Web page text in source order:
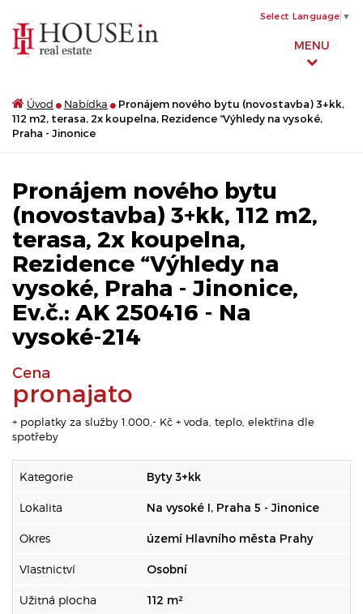
MENU
Select Language ▼
Úvod Nabídka
Pronájem nového bytu (novostavba) 3+kk,
112 m2, terasa, 2x koupelna, Rezidence “Výhledy na vysoké,
Praha - Jinonice
Pronájem nového bytu
(novostavba) 3+kk, 112 m2,
terasa, 2x koupelna,
Rezidence “Výhledy na
vysoké, Praha - Jinonice,
Ev.č.: AK 250416 - Na
vysoké-214
Cena
pronajato
+ poplatky za služby 1.000,- Kč + voda, teplo, elektřina dle
spotřeby
Kategorie Byty 3+kk
Lokalita Na vysoké I, Praha 5 - Jinonice
Okres území Hlavního města Prahy
Vlastnictví Osobní
Užitná plocha 112 m²